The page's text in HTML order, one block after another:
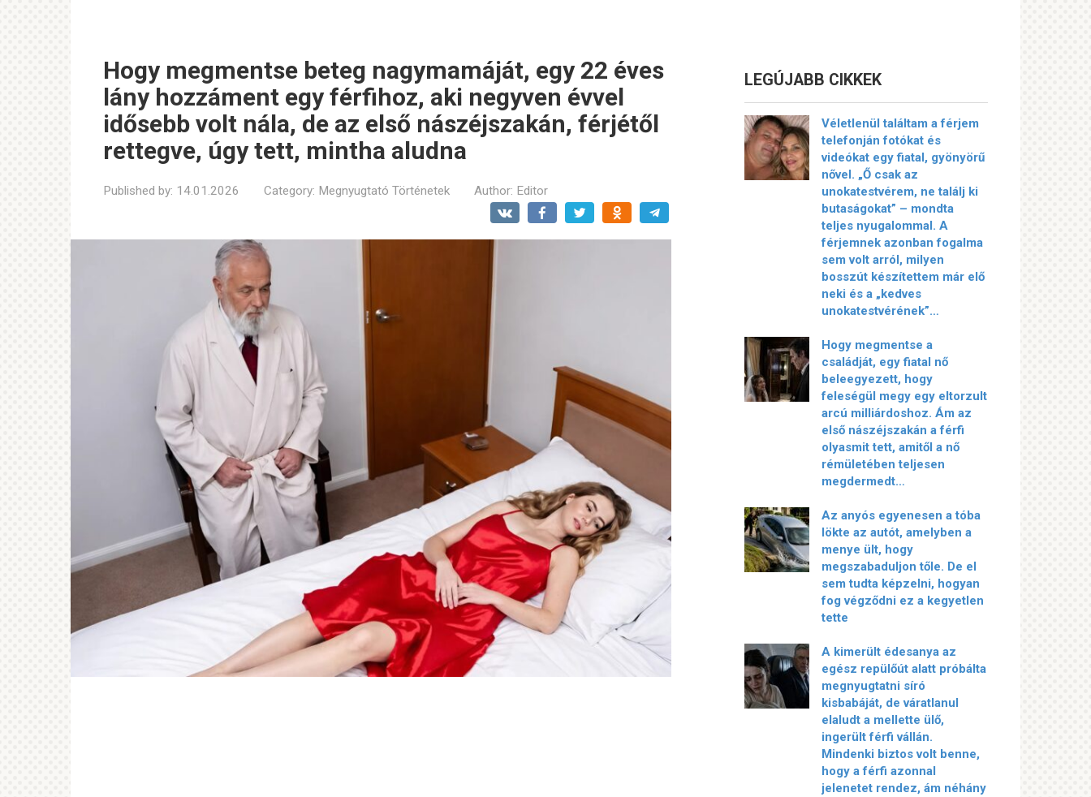
Hogy megmentse beteg nagymamáját, egy 22 éves
lány hozzáment egy férfihoz, aki negyven évvel
idősebb volt nála, de az első nászéjszakán, férjétől
rettegve, úgy tett, mintha aludna
Published by: 14.01.2026 Category: Megnyugtató Történetek Author: Editor
LEGÚJABB CIKKEK
Véletlenül találtam a férjem
telefonján fotókat és
videókat egy fiatal, gyönyörű
nővel. „Ő csak az
unokatestvérem, ne találj ki
butaságokat” – mondta
teljes nyugalommal. A
férjemnek azonban fogalma
sem volt arról, milyen
bosszút készítettem már elő
neki és a „kedves
unokatestvérének”…
Hogy megmentse a
családját, egy fiatal nő
beleegyezett, hogy
feleségül megy egy eltorzult
arcú milliárdoshoz. Ám az
első nászéjszakán a férfi
olyasmit tett, amitől a nő
rémületében teljesen
megdermedt…
Az anyós egyenesen a tóba
lökte az autót, amelyben a
menye ült, hogy
megszabaduljon tőle. De el
sem tudta képzelni, hogyan
fog végződni ez a kegyetlen
tette
A kimerült édesanya az
egész repülőút alatt próbálta
megnyugtatni síró
kisbabáját, de váratlanul
elaludt a mellette ülő,
ingerült férfi vállán.
Mindenki biztos volt benne,
hogy a férfi azonnal
jelenetet rendez, ám néhány